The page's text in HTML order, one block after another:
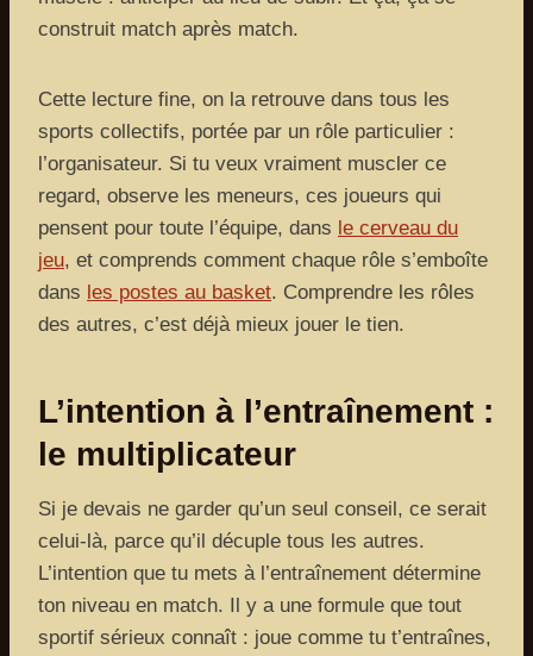
construit match après match.
Cette lecture fine, on la retrouve dans tous les
sports collectifs, portée par un rôle particulier :
l’organisateur. Si tu veux vraiment muscler ce
regard, observe les meneurs, ces joueurs qui
pensent pour toute l’équipe, dans le cerveau du
jeu, et comprends comment chaque rôle s’emboîte
dans les postes au basket. Comprendre les rôles
des autres, c’est déjà mieux jouer le tien.
L’intention à l’entraînement :
le multiplicateur
Si je devais ne garder qu’un seul conseil, ce serait
celui-là, parce qu’il décuple tous les autres.
L’intention que tu mets à l’entraînement détermine
ton niveau en match. Il y a une formule que tout
sportif sérieux connaît : joue comme tu t’entraînes,